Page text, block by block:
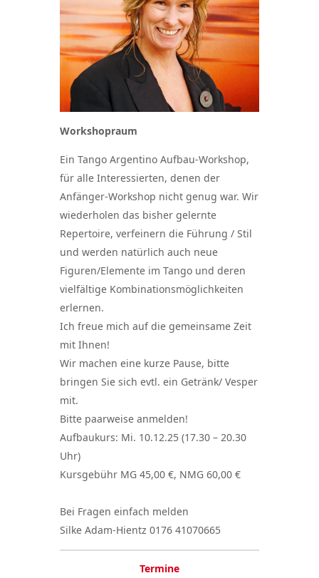
Datenschutzerklärung
Workshopraum
Ein Tango Argentino Aufbau-Workshop,
für alle Interessierten, denen der
Anfänger-Workshop nicht genug war. Wir
wiederholen das bisher gelernte
Repertoire, verfeinern die Führung / Stil
und werden natürlich auch neue
Figuren/Elemente im Tango und deren
vielfältige Kombinationsmöglichkeiten
erlernen.
Ich freue mich auf die gemeinsame Zeit
mit Ihnen!
Wir machen eine kurze Pause, bitte
bringen Sie sich evtl. ein Getränk/ Vesper
mit.
Bitte paarweise anmelden!
Aufbaukurs: Mi. 10.12.25 (17.30 – 20.30
Uhr)
Kursgebühr MG 45,00 €, NMG 60,00 €
Bei Fragen einfach melden
Silke Adam-Hientz 0176 41070665
Termine